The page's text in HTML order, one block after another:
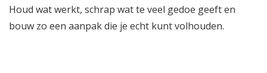
Houd wat werkt, schrap wat te veel gedoe geeft en
bouw zo een aanpak die je echt kunt volhouden.